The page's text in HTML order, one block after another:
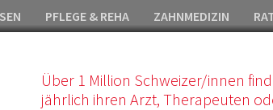
PFLEGE & REHA ZAHNMEDIZIN
Über 1 Million Schweizer/innen
jährlich ihren Arzt, Therapeuten